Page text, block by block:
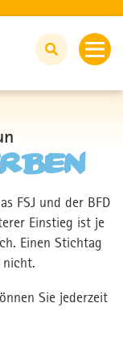
FSJ und der BFD
Einstieg ist je
Einen Stichtag
Sie jederzeit